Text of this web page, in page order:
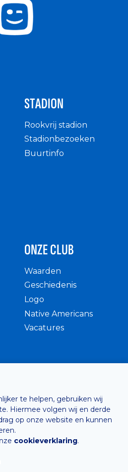
te helpen, gebruiken wij
Hiermee volgen wij en derde
op onze website en kunnen
cookieverklaring.
STADION
Rookvrij stadion
Stadionbezoeken
Buurtinfo
ONZE CLUB
Waarden
Geschiedenis
Logo
Native Americans
Vacatures